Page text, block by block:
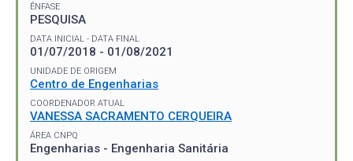
ÊNFASE
PESQUISA
DATA INICIAL - DATA FINAL
01/07/2018 - 01/08/2021
UNIDADE DE ORIGEM
Centro de Engenharias
COORDENADOR ATUAL
VANESSA SACRAMENTO CERQUEIRA
ÁREA CNPQ
Engenharias - Engenharia Sanitária